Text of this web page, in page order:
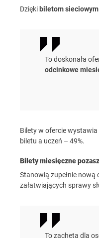
Dzięki biletom sieciowym
To doskonała
odcinkowe
Bilety w ofercie wystawia
biletu a uczeń – 49%.
Bilety miesięczne
Stanowią zupełnie
załatwiających sprawy
To zachęta dla